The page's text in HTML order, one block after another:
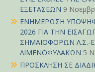
ΕΞΕΤΑΣΕΩΝ 9
ΕΝΗΜΕΡΩΣΗ
2026 ΓΙΑ ΤΗΝ
ΣΗΜΑΙΟΦΟΡΩΝ Λ.Σ.-
ΛΙΜΕΝΟΦΥΛΑΚΩΝ 5
ΠΡΟΣΚΛΗΣΗ ΣΕ